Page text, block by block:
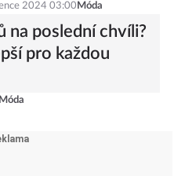
2024 03:00 Móda
na poslední chvíli?
pro každou
Móda